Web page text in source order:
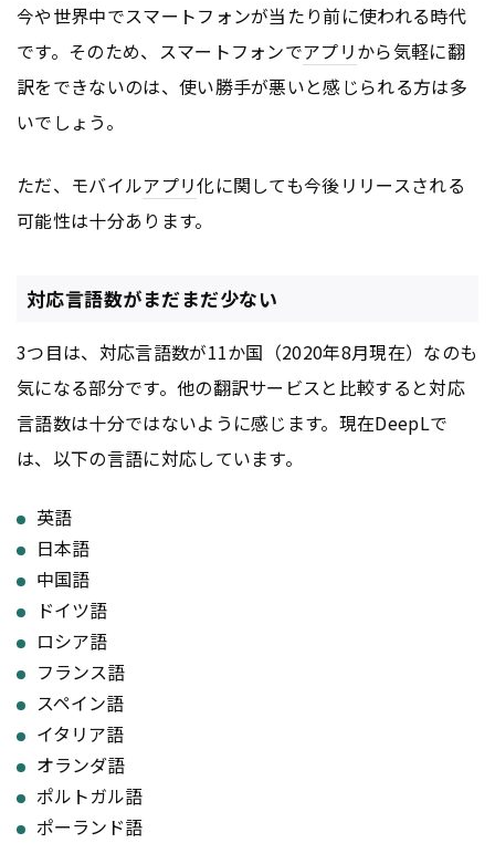
今や世界中でスマートフォンが当たり前に使われる時代
です。そのため、スマートフォンでアプリから気軽に翻
訳をできないのは、使い勝手が悪いと感じられる方は多
いでしょう。
ただ、モバイルアプリ化に関しても今後リリースされる
可能性は十分あります。
対応言語数がまだまだ少ない
3つ目は、対応言語数が11か国（2020年8月現在）なのも
気になる部分です。他の翻訳サービスと比較すると対応
言語数は十分ではないように感じます。現在DeepLで
は、以下の言語に対応しています。
英語
日本語
中国語
ドイツ語
ロシア語
フランス語
スペイン語
イタリア語
オランダ語
ポルトガル語
ポーランド語